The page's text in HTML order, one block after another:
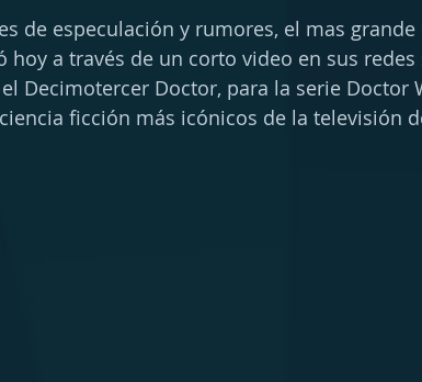
hoy a través de un corto video en sus
Decimotercer Doctor, para la serie Doctor
ficción más icónicos de la televisión